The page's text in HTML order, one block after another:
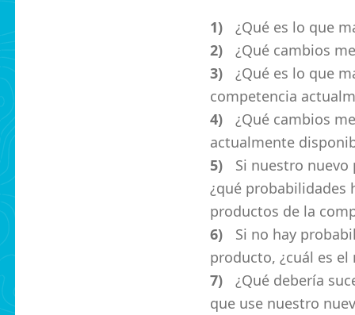
¿Qué es lo que
¿Qué cambios
¿Qué es lo que
competencia
¿Qué cambios
actualmente
Si nuestro
¿qué probabilidades
productos de la
Si no hay
producto, ¿cuál es el
¿Qué debería
que use nuestro